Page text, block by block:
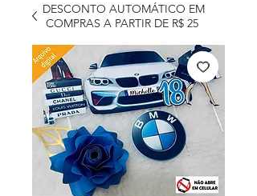
DESCONTO AUTOMÁTICO EM
COMPRAS A PARTIR DE R$ 25